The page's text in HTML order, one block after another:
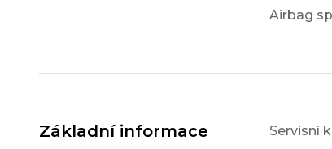
Airbag
Základní informace Servisní